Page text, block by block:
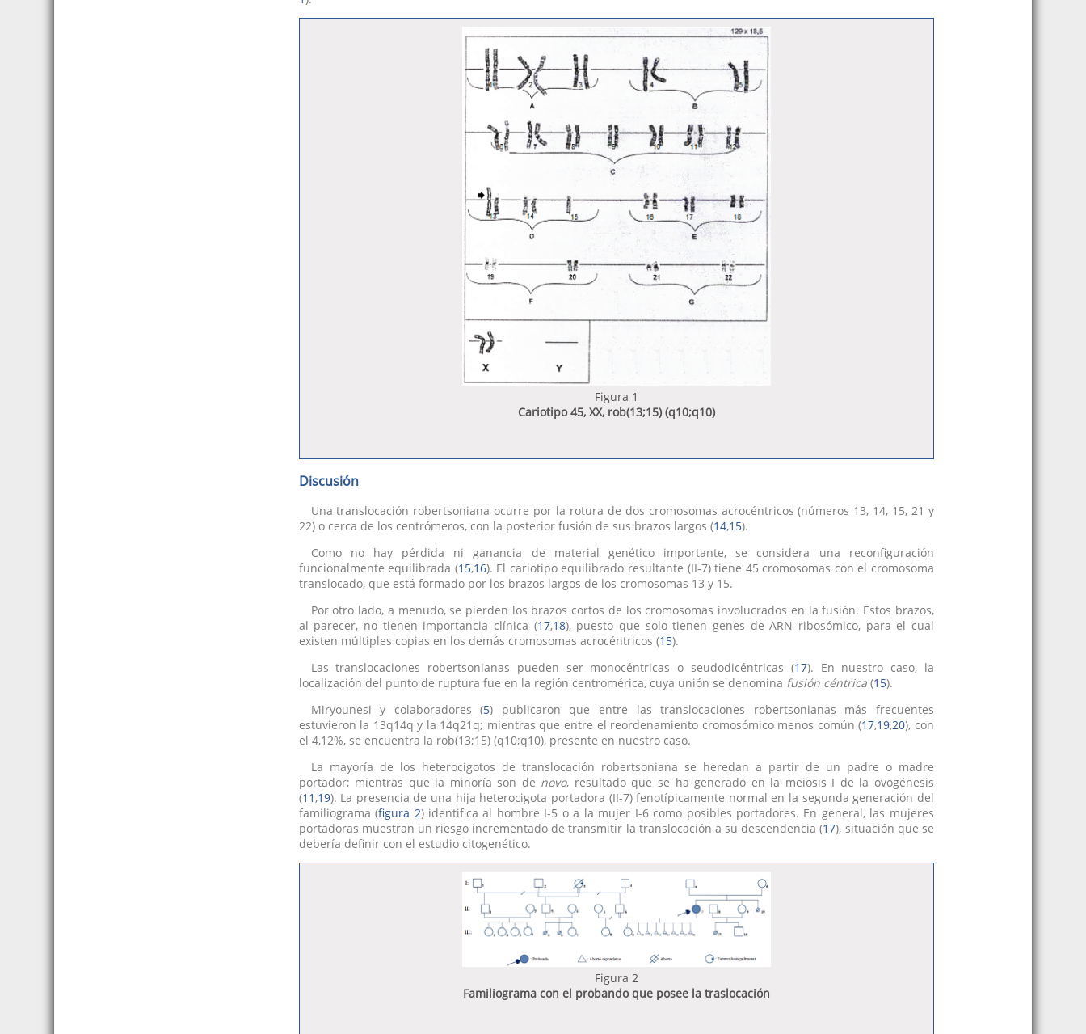
Figura 1
Cariotipo 45, XX, rob(13;15) (q10;q10)
Discusión
Una translocación robertsoniana ocurre por la rotura de dos cromosomas acrocéntricos (números 13, 14, 15, 21 y
22) o cerca de los centrómeros, con la posterior fusión de sus brazos largos (14,15).
Como no hay pérdida ni ganancia de material genético importante, se considera una reconfiguración
funcionalmente equilibrada (15,16). El cariotipo equilibrado resultante (II-7) tiene 45 cromosomas con el cromosoma
translocado, que está formado por los brazos largos de los cromosomas 13 y 15.
Por otro lado, a menudo, se pierden los brazos cortos de los cromosomas involucrados en la fusión. Estos brazos,
al parecer, no tienen importancia clínica (17,18), puesto que solo tienen genes de ARN ribosómico, para el cual
existen múltiples copias en los demás cromosomas acrocéntricos (15).
Las translocaciones robertsonianas pueden ser monocéntricas o seudodicéntricas (17). En nuestro caso, la
localización del punto de ruptura fue en la región centromérica, cuya unión se denomina fusión céntrica(15).
Miryounesi y colaboradores (5) publicaron que entre las translocaciones robertsonianas más frecuentes
estuvieron la 13q14q y la 14q21q; mientras que entre el reordenamiento cromosómico menos común (17,19,20), con
el 4,12%, se encuentra la rob(13;15) (q10;q10), presente en nuestro caso.
La mayoría de los heterocigotos de translocación robertsoniana se heredan a partir de un padre o madre
portador; mientras que la minoría son de novo, resultado que se ha generado en la meiosis I de la ovogénesis
(11 ,19). La presencia de una hija heterocigota portadora (II-7) fenotípicamente normal en la segunda generación del
familiograma (figura 2) identifica al hombre I-5 o a la mujer I-6 como posibles portadores. En general, las mujeres
portadoras muestran un riesgo incrementado de transmitir la translocación a su descendencia (17), situación que se
debería definir con el estudio citogenético.
Figura 2
Familiograma con el probando que posee la traslocación